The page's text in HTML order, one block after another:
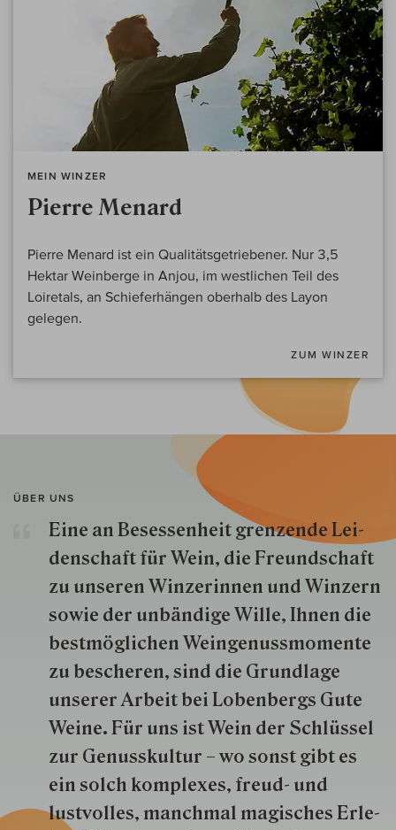
MEIN WINZER
Pierre Menard
Pierre Menard ist ein Qualitätsgetriebener. Nur 3,5
Hektar Weinberge in Anjou, im westlichen Teil des
Loiretals, an Schieferhängen oberhalb des Layon
gelegen.
ZUM WINZER
ÜBER UNS
Eine an Besessenheit gren­zende Lei­
den­schaft für Wein, die Freund­schaft
zu unseren Win­zer­innen und Win­zern
so­wie der un­bän­dige Wille, Ihnen die
best­mög­lich­en Wein­genuss­momente
zu besche­ren, sind die Grund­lage
unserer Arbeit bei Lobenbergs Gute
Weine. Für uns ist Wein der Schlüs­sel
zur Genuss­kultur – wo sonst gibt es
ein solch kom­plexes, freud- und
lustvolles, manchmal ma­gisch­es Er­le­